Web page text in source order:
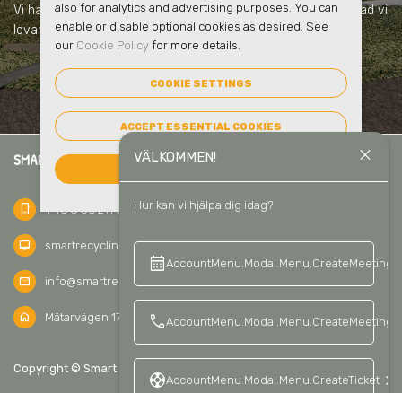
VÄLKOMMEN! close
Hur kan vi hjälpa dig idag?
calendar_monthAccountMenu.Modal.Menu.CreateMeeting
call
supportAccountMenu.Modal.Menu.CreateTicket keyboard_arrow_right
Vi har lång erfarenhet, har inga dolda avgifter och vi håller vad vi
lovar.
SMART RECYCLING SVERIGE AB
phone_iphone +46 8 56 211 811
desktop_mac smartrecycling.se
mail info@smartrecycling.se
home Mätarvägen 17C, 196 37 Kungsängen, Sweden
Copyright © Smart Recycling Sverige AB 2026 keyboard_arrow_up
also for analytics and advertising purposes. You can
enable or disable optional cookies as desired. See
our Cookie Policyfor more details.
COOKIE SETTINGS
ACCEPT ESSENTIAL COOKIES